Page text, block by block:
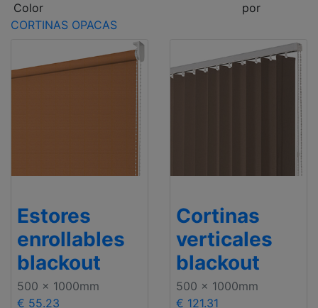
Color
por
CORTINAS OPACAS
Estores
enrollables
blackout
500 x 1000mm
€ 55.23
Cortinas
verticales
blackout
500 x 1000mm
€ 121.31